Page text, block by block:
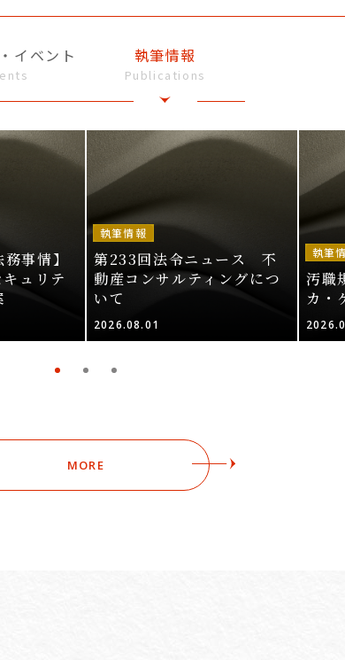
イベント 執筆情報
Publications
事情】
ュリテ
執筆情報
第233回法令ニュース 不
動産コンサルティングにつ
いて
2026.08.01
執筆
汚職
カ・
MORE